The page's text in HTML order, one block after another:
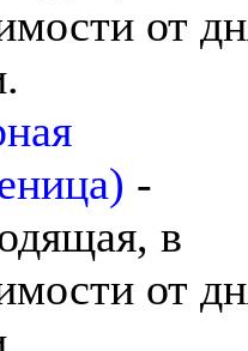
от
-
в
от